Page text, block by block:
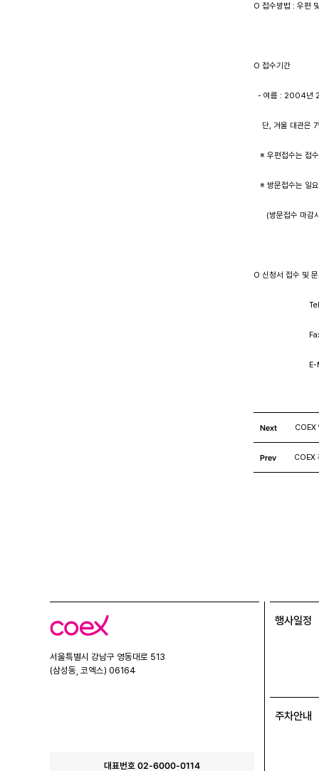
O 접수방법 : 우편
O 접수기간
- 여름 : 2004년
단, 겨울 대관은
※ 우편접수는 접
※ 방문접수는 일
(방문접수 마
O 신청서 접수 및
Next COEX
Prev COEX
코
엑
서울특별시 강남구 영동대로 513
(삼성동, 코엑스) 06164
대표번호 02-6000-0114
행사일정
주차안내